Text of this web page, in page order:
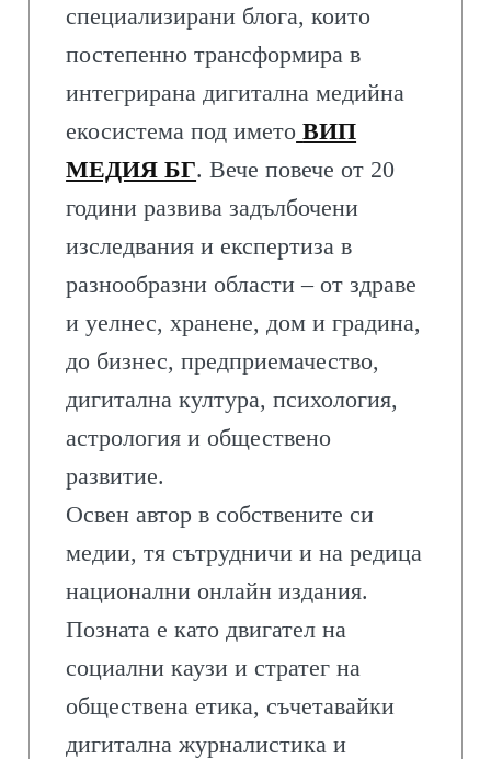
специализирани блога, които
постепенно трансформира в
интегрирана дигитална медийна
екосистема под името ВИП
МЕДИЯ БГ. Вече повече от 20
години развива задълбочени
изследвания и експертиза в
разнообразни области – от здраве
и уелнес, хранене, дом и градина,
до бизнес, предприемачество,
дигитална култура, психология,
астрология и обществено
развитие.
Освен автор в собствените си
медии, тя сътрудничи и на редица
национални онлайн издания.
Позната е като двигател на
социални каузи и стратег на
обществена етика, съчетавайки
дигитална журналистика и